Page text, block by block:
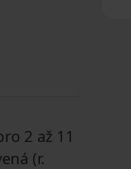
2 až 11
(r.